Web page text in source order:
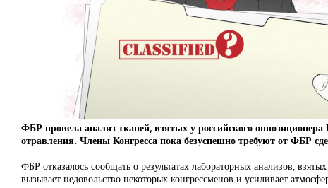
ФБР провела анализ тканей, взятых у российского
отравления. Члены Конгресса пока безуспешно требуют от ФБР
ФБР отказалось сообщать о результатах лабораторных анализов,
вызывает недовольство некоторых конгрессменов и усиливает